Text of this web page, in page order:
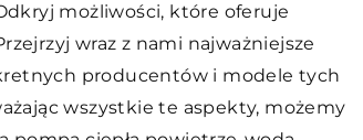
możliwości, które oferuje
wraz z nami najważniejsze
producentów i modele tych
wszystkie te aspekty, możemy